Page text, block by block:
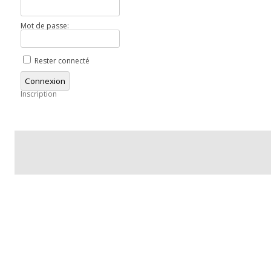
Mot de passe:
Rester connecté
Connexion
Inscription